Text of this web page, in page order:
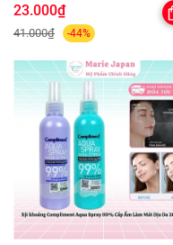
23.000₫
41.000₫ -44%